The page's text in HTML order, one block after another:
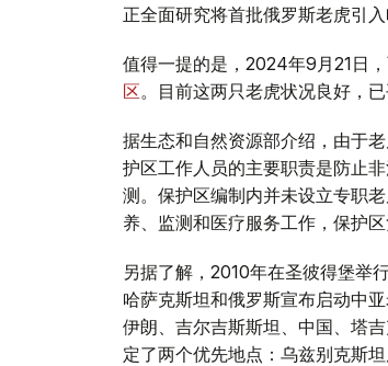
正全面研究将首批俄罗斯老虎引
值得一提的是，2024年9月21日
区。目前这两只老虎状况良好，已
据生态和自然资源部介绍，由于
护区工作人员的主要职责是防止
测。保护区编制内并未设立专职
养、监测和医疗服务工作，保护
另据了解，2010年在圣彼得堡举
哈萨克斯坦和俄罗斯宣布启动中
伊朗、吉尔吉斯斯坦、中国、塔
定了两个优先地点：乌兹别克斯